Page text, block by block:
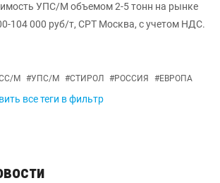
УПС/М объемом 2-5 тонн на рынке
104 000 руб/т, CPT Москва, с учетом НДС.
М #УПС/М #СТИРОЛ #РОССИЯ #ЕВРОПА
все теги в фильтр